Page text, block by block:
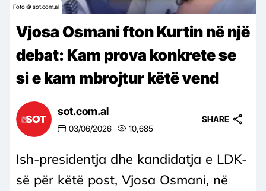
Foto © sot.com.al
Vjosa Osmani fton Kurtin në një
debat: Kam prova konkrete se
si e kam mbrojtur këtë vend
sot.com.al
03/06/2026 10,685
SHARE
Ish-presidentja dhe kandidatja e LDK-
së për këtë post, Vjosa Osmani, në